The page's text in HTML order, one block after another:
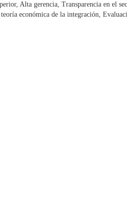
Alta gerencia, Transparencia en el
económica de la integración,